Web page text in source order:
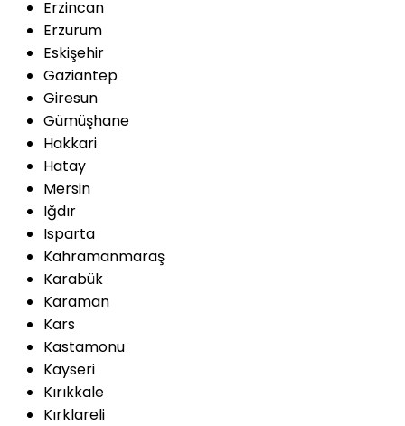
Erzincan
Erzurum
Eskişehir
Gaziantep
Giresun
Gümüşhane
Hakkari
Hatay
Mersin
Iğdır
Isparta
Kahramanmaraş
Karabük
Karaman
Kars
Kastamonu
Kayseri
Kırıkkale
Kırklareli